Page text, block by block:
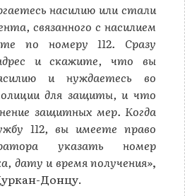
насилию или стали
связанного с насилием
по номеру 112. Сразу
и скажите, что вы
и нуждаетесь во
для защиты, и что
защитных мер. Когда
112, вы имеете право
указать номер
дату и время получения»,
Донцу.